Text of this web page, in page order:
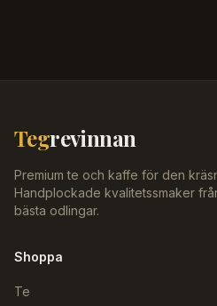
Tegrevinnan
Premium te och kaffe för den
Handplockade kvalitetssmaker
bästa odlingar.
Shoppa
Te